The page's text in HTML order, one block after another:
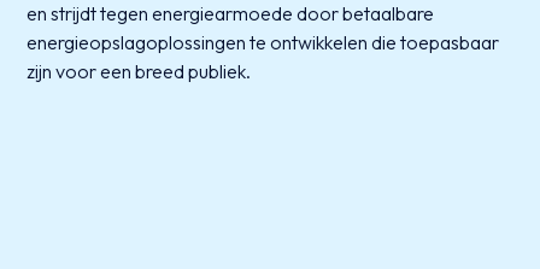
en strijdt tegen energiearmoede door betaalbare
energieopslagoplossingen te ontwikkelen die toepasbaar
zijn voor een breed publiek.